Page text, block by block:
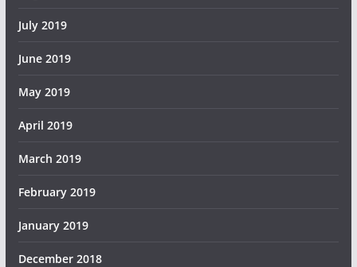
July 2019
June 2019
May 2019
April 2019
March 2019
February 2019
January 2019
December 2018